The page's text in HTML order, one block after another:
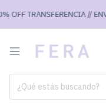
TRANSFERENCIA //